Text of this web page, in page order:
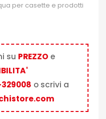
per casette e prodotti
su PREZZO e
o scrivi a